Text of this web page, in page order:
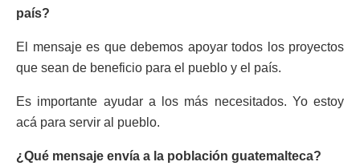
país?
El mensaje es que debemos apoyar todos los proyectos
que sean de beneficio para el pueblo y el país.
Es importante ayudar a los más necesitados. Yo estoy
acá para servir al pueblo.
¿Qué mensaje envía a la población guatemalteca?